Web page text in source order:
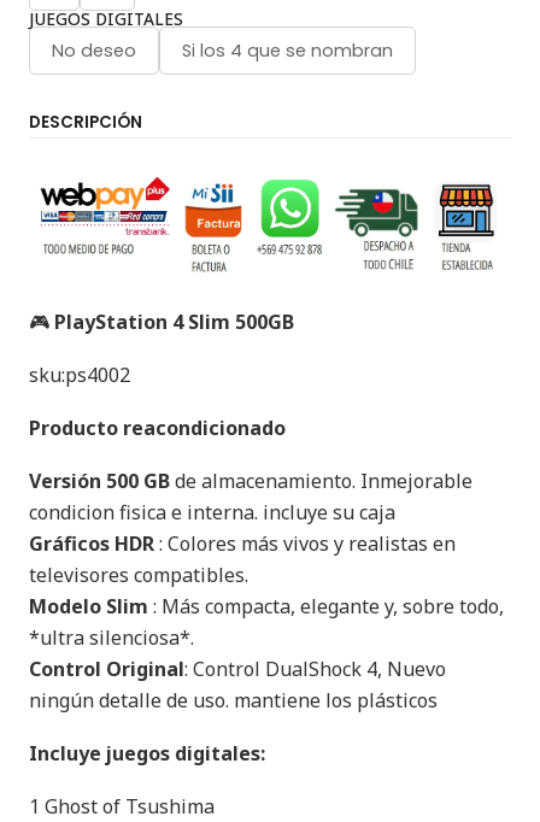
JUEGOS DIGITALES
No deseo Si los 4 que se nombran
DESCRIPCIÓN
🎮 PlayStation 4 Slim 500GB
sku:ps4002
Producto reacondicionado
Versión 500 GBde almacenamiento. Inmejorable
condicion fisica e interna. incluye su caja
Gráficos HDR: Colores más vivos y realistas en
televisores compatibles.
Modelo Slim : Más compacta, elegante y, sobre todo,
*ultra silenciosa*.
Control Original: Control DualShock 4, Nuevo
ningún detalle de uso. mantiene los plásticos
Incluye juegos digitales:
1 Ghost of Tsushima